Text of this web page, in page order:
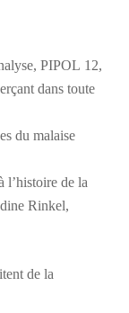
PIPOL 12,
dans toute
du malaise
l’histoire de la
Rinkel,
de la